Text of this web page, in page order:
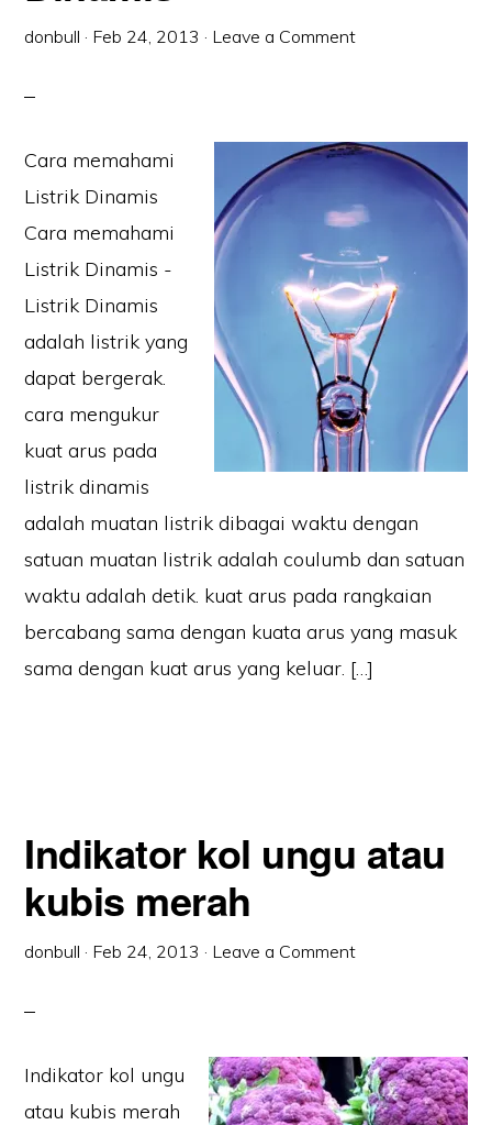
donbull · Feb 24, 2013 · Leave a Comment
Cara memahami
Listrik Dinamis
Cara memahami
Listrik Dinamis -
Listrik Dinamis
adalah listrik yang
dapat bergerak.
cara mengukur
kuat arus pada
listrik dinamis
adalah muatan listrik dibagai waktu dengan
satuan muatan listrik adalah coulumb dan satuan
waktu adalah detik. kuat arus pada rangkaian
bercabang sama dengan kuata arus yang masuk
sama dengan kuat arus yang keluar. […]
Indikator kol ungu atau
kubis merah
donbull · Feb 24, 2013 · Leave a Comment
Indikator kol ungu
atau kubis merah